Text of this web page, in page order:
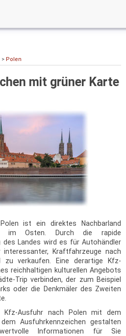
> Polen
mit grüner Karte
ist ein direktes Nachbarland
im Osten. Durch die rapide
Landes wird es für Autohändler
Kraftfahrzeuge nach
zu verkaufen. Eine derartige Kfz-
reichhaltigen kulturellen Angebots
Trip verbinden, der zum Beispiel
oder die Denkmäler des Zweiten
Ausfuhr nach Polen mit dem
Ausfuhrkennzeichen gestalten
Informationen für Sie